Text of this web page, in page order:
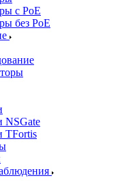
с PoE
без PoE
NSGate
TFortis